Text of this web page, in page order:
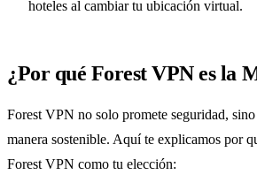
hoteles al cambiar tu ubicación virtual.
¿Por qué Forest VPN es la
Forest VPN no solo promete seguridad,
manera sostenible. Aquí te explicamos por
Forest VPN como tu elección: